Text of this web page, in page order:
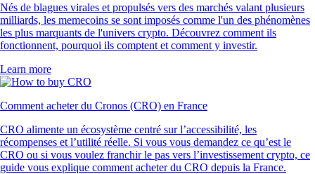
Nés de blagues virales et propulsés vers des marchés valant plusieurs
milliards, les memecoins se sont imposés comme l'un des phénomènes
les plus marquants de l'univers crypto. Découvrez comment ils
fonctionnent, pourquoi ils comptent et comment y investir.
Learn more
Comment acheter du Cronos (CRO) en France
CRO alimente un écosystème centré sur l’accessibilité, les
récompenses et l’utilité réelle. Si vous vous demandez ce qu’est le
CRO ou si vous voulez franchir le pas vers l’investissement crypto, ce
guide vous explique comment acheter du CRO depuis la France.